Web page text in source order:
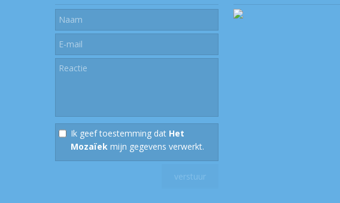
Ik geef toestemming dat Het
Mozaïek mijn gegevens verwerkt.